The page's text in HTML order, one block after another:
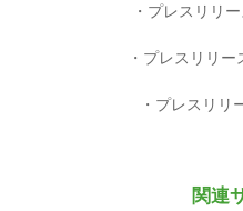
プレスリリ
プレスリリー
プレスリリ
関連